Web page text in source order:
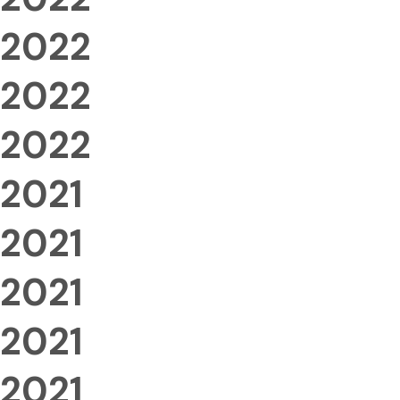
2022
2022
2022
2021
2021
2021
2021